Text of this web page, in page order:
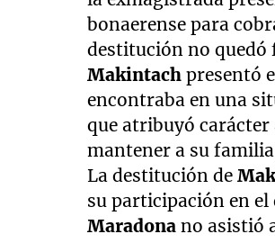
bonaerense para
destitución no quedó
Makintachpresentó
encontraba en una
que atribuyó
mantener a su
La destitución de
su participación en el
Maradonano asistió